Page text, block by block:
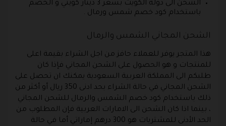
الشحن الى دولة الكويت بسعر 3 دينار كويتي و الخصم
باستخدام كود خصم شمس ورمال .
الشحن المجاني الشمس والرمال
هذا المتجر يوفر للعملاء حافز من اجل الشراء بقيمة اعلى
للمنتجات و هو الحصول على الشحن المجاني فإذا كان
طلبكم الى المملكة العربية السعودية يمكنك ان تحصل على
الشحن المجاني في حالة الشراء بحد ادنى 350 ريال أو أكثر من
ذلك باستخدام كود خصم الشمس والرمال للشحن المجاني
، بينما اذا كان الشحن الى الامارات العربية فإن المطلوب من
الحد الأدنى للمشتريات هو 300 درهم إماراتي أما في حالة